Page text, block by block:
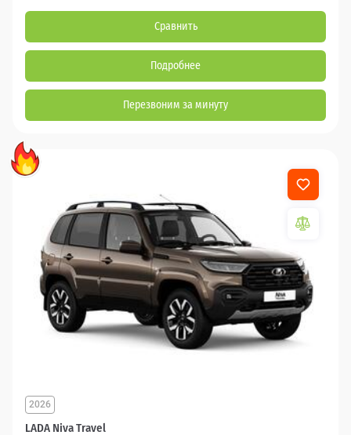
Сравнить
Подробнее
Перезвоним за минуту
LADA Niva Travel
2026